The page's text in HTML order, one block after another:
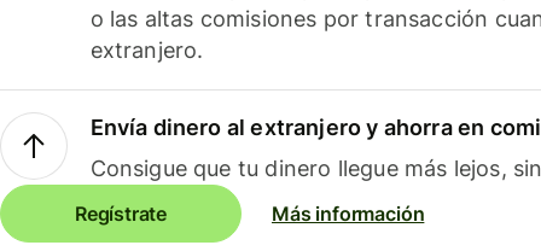
o las altas comisiones por transacción
extranjero.
Envía dinero al extranjero y ahorra en
Consigue que tu dinero llegue más lejos,
Regístrate Más información